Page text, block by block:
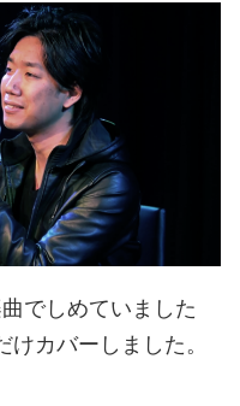
でしめていました
カバーしました。